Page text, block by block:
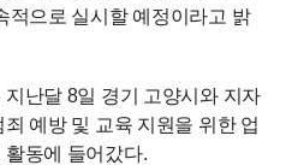
적으로 실시할 예정이라고 밝
난달 8일 경기 고양시와 지자
예방 및 교육 지원을 위한 업
동에 들어갔다.